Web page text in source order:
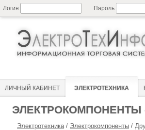
Логин Пароль
ЛИЧНЫЙ КАБИНЕТ ЭЛЕКТРОТЕХНИКА
ЭЛЕКТРОКОМПОНЕНТЫ
Электротехника/ Электрокомпоненты /